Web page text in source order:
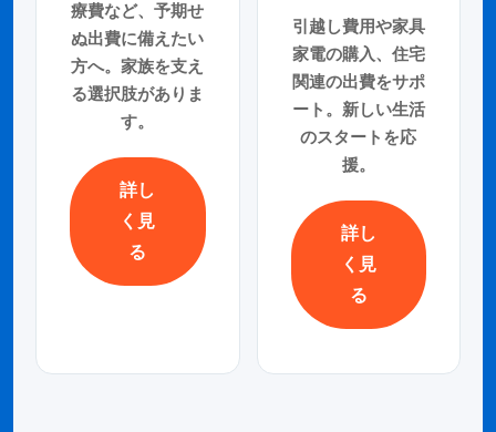
療費など、予期せ
ぬ出費に備えたい
方へ。家族を支え
る選択肢がありま
す。
詳し
く見
る
引越し費用や家具
家電の購入、住宅
関連の出費をサポ
ート。新しい生活
のスタートを応
援。
詳し
く見
る